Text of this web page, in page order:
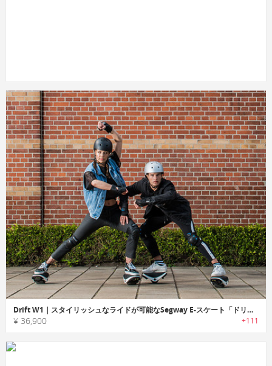
Drift W1｜スタイリッシュなライドが可能なSegway E-スケート「ドリフトW1」
¥ 36,900 +111